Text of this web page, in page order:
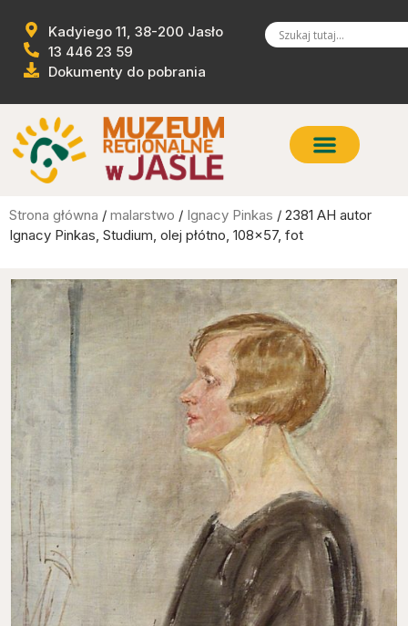
Kadyiego 11, 38-200 Jasło
13 446 23 59
Dokumenty do pobrania
Strona główna / malarstwo / Ignacy Pinkas / 2381 AH autor
Ignacy Pinkas, Studium, olej płótno, 108×57, fot